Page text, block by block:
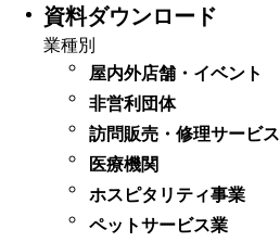
業種別
サービス
決済端末
料金
お役立ち情報
最新情報
Square 専門サービス業
資料ダウンロード
業種別
屋内外店舗・​イベント
非営利団体
訪問販売・修理サービス
医療機関
ホスピタリティ事業
ペットサービス業